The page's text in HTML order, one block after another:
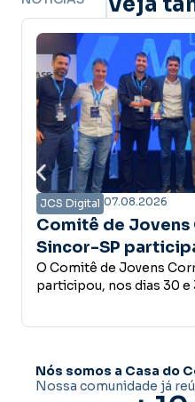
do
na
do Grupo
do Sincor-SP
de uma visita ...
Nós somos a Casa do
Nossa comunidade já